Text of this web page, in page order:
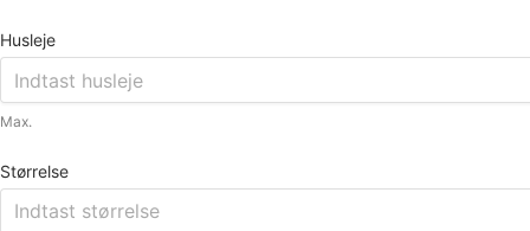
Husleje
Max.
Størrelse